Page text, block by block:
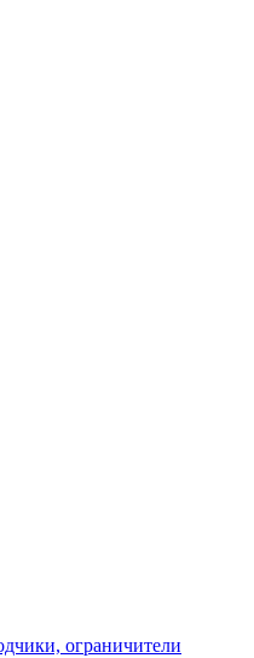
ограничители